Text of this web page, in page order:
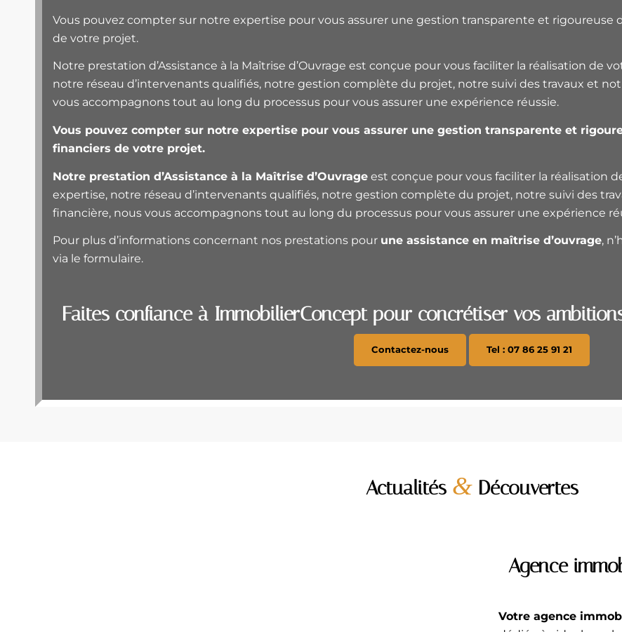
Vous pouvez compter sur notre expertise pour vous assurer une gestion transparente et rigoureuse
de votre projet.
Notre prestation d’Assistance à la Maîtrise d’Ouvrage est conçue pour vous faciliter la réalisation de
notre réseau d’intervenants qualifiés, notre gestion complète du projet, notre suivi des travaux et
vous accompagnons tout au long du processus pour vous assurer une expérience réussie.
Vous pouvez compter sur notre expertise pour vous assurer une gestion transparente et
financiers de votre projet.
Notre prestation d’Assistance à la Maîtrise d’Ouvrage est conçue pour vous faciliter la réalisation
expertise, notre réseau d’intervenants qualifiés, notre gestion complète du projet, notre suivi des
financière, nous vous accompagnons tout au long du processus pour vous assurer une expérience
Pour plus d’informations concernant nos prestations pour une assistance en maîtrise d’ouvrage,
via le formulaire.
Faites confiance à ImmobilierConcept pour concrétiser vos
Contactez-nous Tel : 07 86 25 91 21
Actualités &Découvertes
Agence
Votre agence